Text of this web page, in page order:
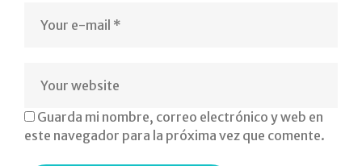
Guarda mi nombre, correo electrónico y web en
este navegador para la próxima vez que comente.